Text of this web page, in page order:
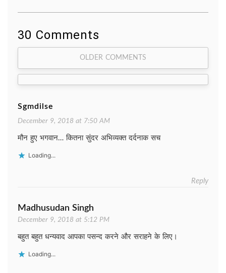
30 Comments
Comment
navigation
OLDER COMMENTS
Sgmdilse
December 9, 2018 at 7:50 AM
मौन हुए भगवान… कितना सुंदर अभिव्यक्त दर्दनाक सच
Loading...
Reply
Madhusudan Singh
December 9, 2018 at 5:12 PM
बहुत बहुत धन्यवाद आपका पसन्द करने और सराहने के लिए।
Loading...